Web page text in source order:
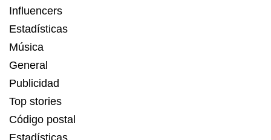
Influencers
Estadísticas
Música
General
Publicidad
Top stories
Código postal